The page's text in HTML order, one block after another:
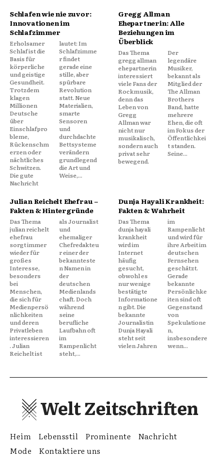
Schlafen wie nie zuvor:
Innovationen im
Schlafzimmer
Erholsamer
Schlaf ist die
Basis für
körperliche
und geistige
Gesundheit.
Trotzdem
klagen
Millionen
Deutsche
über
Einschlafpro
bleme,
Rückenschm
erzen oder
nächtliches
Schwitzen.
Die gute
Nachricht
lautet: Im
Schlafzimme
r findet
gerade eine
stille, aber
spürbare
Revolution
statt. Neue
Materialien,
smarte
Sensoren
und
durchdachte
Bettsysteme
verändern
grundlegend
die Art und
Weise,...
Gregg Allman
Ehepartnerin: Alle
Beziehungen im
Überblick
Das Thema
gregg allman
ehepartnerin
interessiert
viele Fans der
Rockmusik,
denn das
Leben von
Gregg
Allman war
nicht nur
musikalisch,
sondern auch
privat sehr
bewegend.
Der
legendäre
Musiker,
bekannt als
Mitglied der
The Allman
Brothers
Band, hatte
mehrere
Ehen, die oft
im Fokus der
Öffentlichkei
t standen.
Seine...
Julian Reichelt Ehefrau –
Fakten & Hintergründe
Das Thema
julian reichelt
ehefrau
sorgt immer
wieder für
großes
Interesse,
besonders
bei
Menschen,
die sich für
Medienpersö
nlichkeiten
und deren
Privatleben
interessieren
. Julian
Reichelt ist
als Journalist
und
ehemaliger
Chefredakteu
r einer der
bekannteste
n Namen in
der
deutschen
Medienlands
chaft. Doch
während
seine
berufliche
Laufbahn oft
im
Rampenlicht
steht,...
Dunja Hayali Krankheit:
Fakten & Wahrheit
Das Thema
dunja hayali
krankheit
wird im
Internet
häufig
gesucht,
obwohl es
nur wenige
bestätigte
Informatione
n gibt. Die
bekannte
Journalistin
Dunja Hayali
steht seit
vielen Jahren
im
Rampenlicht
und wird für
ihre Arbeit im
deutschen
Fernsehen
geschätzt.
Gerade
bekannte
Persönlichke
iten sind oft
Gegenstand
von
Spekulatione
n,
insbesondere
wenn...
Welt Zeitschriften
Heim Lebensstil Prominente
Nachricht
Mode
Kontaktiere uns